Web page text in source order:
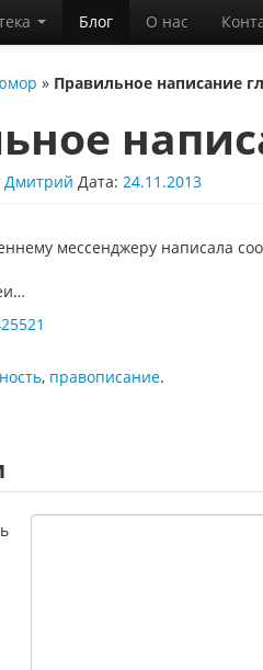
Блог О нас
» Правильное написание
Дмитрий Дата: 24.11.2013
мессенджеру написала
, правописание.